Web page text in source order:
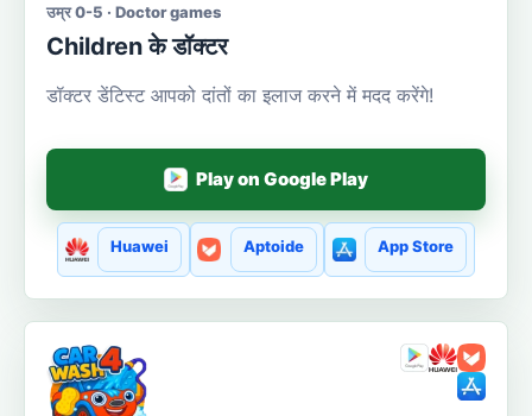
उम्र 0-5 · Doctor games
Сhildren के डॉक्टर
डॉक्टर डेंटिस्ट आपको दांतों का इलाज करने में मदद करेंगे!
Play on Google Play
Huawei Aptoide App Store